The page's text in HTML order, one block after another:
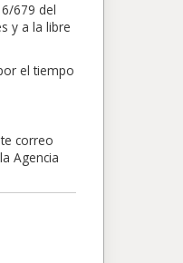
679 del
y a la libre
el tiempo
correo
Agencia